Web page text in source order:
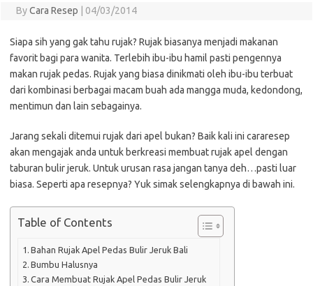
ByCara Resep 04/03/2014
Siapa sih yang gak tahu rujak? Rujak biasanya menjadi makanan
favorit bagi para wanita. Terlebih ibu-ibu hamil pasti pengennya
makan rujak pedas. Rujak yang biasa dinikmati oleh ibu-ibu terbuat
dari kombinasi berbagai macam buah ada mangga muda, kedondong,
mentimun dan lain sebagainya.
Jarang sekali ditemui rujak dari apel bukan? Baik kali ini cararesep
akan mengajak anda untuk berkreasi membuat rujak apel dengan
taburan bulir jeruk. Untuk urusan rasa jangan tanya deh…pasti luar
biasa. Seperti apa resepnya? Yuk simak selengkapnya di bawah ini.
Table of Contents
Bahan Rujak Apel Pedas Bulir Jeruk Bali
Bumbu Halusnya
Cara Membuat Rujak Apel Pedas Bulir Jeruk